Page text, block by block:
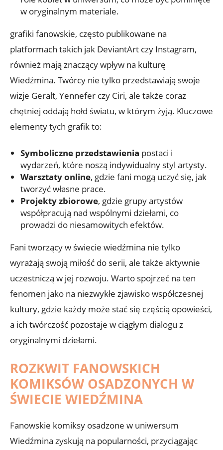
w oryginalnym materiale.
grafiki fanowskie, często publikowane na
platformach takich jak DeviantArt czy Instagram,
również mają znaczący wpływ na kulturę
Wiedźmina. Twórcy nie tylko przedstawiają swoje
wizje Geralt, Yennefer czy Ciri, ale także coraz
chętniej oddają hołd światu, w którym żyją. Kluczowe
elementy tych grafik to:
Symboliczne przedstawienia postaci i
wydarzeń, które noszą indywidualny styl artysty.
Warsztaty online, gdzie fani mogą uczyć się, jak
tworzyć własne prace.
Projekty zbiorowe, gdzie grupy artystów
współpracują nad wspólnymi dziełami, co
prowadzi do niesamowitych efektów.
Fani tworzący w świecie wiedźmina nie tylko
wyrażają swoją miłość do serii, ale także aktywnie
uczestniczą w jej rozwoju. Warto spojrzeć na ten
fenomen jako na niezwykłe zjawisko współczesnej
kultury, gdzie każdy może stać się częścią opowieści,
a ich twórczość pozostaje w ciągłym dialogu z
oryginalnymi dziełami.
ROZKWIT FANOWSKICH
KOMIKSÓW OSADZONYCH W
ŚWIECIE WIEDŹMINA
Fanowskie komiksy osadzone w uniwersum
Wiedźmina zyskują na popularności, przyciągając